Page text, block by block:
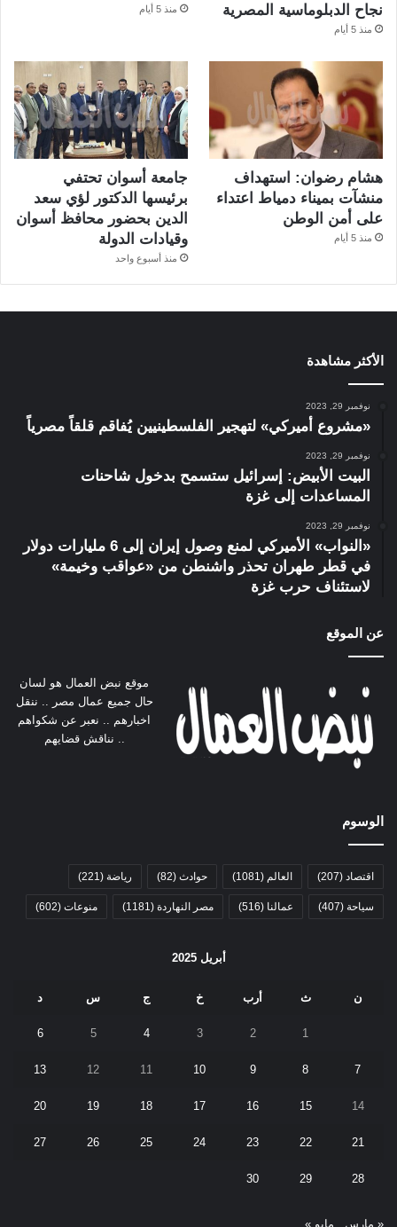
نجاح الدبلوماسية المصرية
منذ 5 أيام
منذ 5 أيام
هشام رضوان: استهداف
منشآت بميناء دمياط اعتداء
على أمن الوطن
منذ 5 أيام
جامعة أسوان تحتفي
برئيسها الدكتور لؤي سعد
الدين بحضور محافظ أسوان
وقيادات الدولة
منذ أسبوع واحد
الأكثر مشاهدة
نوفمبر 29, 2023
«مشروع أميركي» لتهجير الفلسطينيين يُفاقم قلقاً مصرياً
نوفمبر 29, 2023
البيت الأبيض: إسرائيل ستسمح بدخول شاحنات
المساعدات إلى غزة
نوفمبر 29, 2023
«النواب» الأميركي لمنع وصول إيران إلى 6 مليارات دولار
في قطر طهران تحذر واشنطن من «عواقب وخيمة»
لاستئناف حرب غزة
عن الموقع
موقع نبض العمال هو لسان
حال جميع عمال مصر .. ننقل
اخبارهم .. نعبر عن شكواهم
.. نناقش قضايهم
الوسوم
اقتصاد (207) العالم (1081) حوادث (82) رياضة (221)
سياحة (407) عمالنا (516) مصر النهاردة (1181) منوعات (602)
أبريل 2025
ن ث أرب خ ج س د
1
2
3
4
5
6
7
8
9
10
11
12
13
14
15
16
17
18
19
20
21
22
23
24
25
26
27
28
29
30
« مارس مايو »